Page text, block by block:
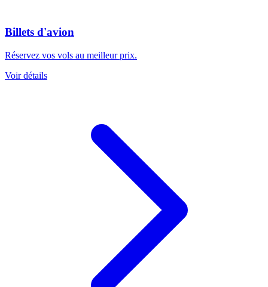
Billets d'avion
Réservez vos vols au meilleur prix.
Voir détails